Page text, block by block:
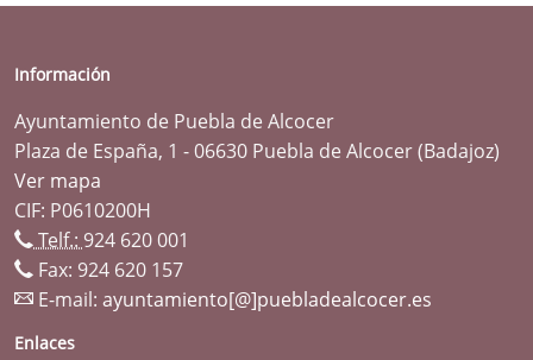
Información
Ayuntamiento de Puebla de Alcocer
Plaza de España, 1 - 06630 Puebla de Alcocer (Badajoz)
Ver mapa
CIF: P0610200H
Telf.: 924 620 001
Fax: 924 620 157
E-mail: ayuntamiento[@]puebladealcocer.es
Enlaces